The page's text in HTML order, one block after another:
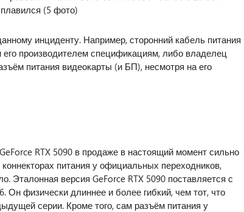
инциденту. Например, сторонний кабель питания
производителем спецификациям, либо владелец
питания видеокарты (и БП), несмотря на его
RTX 5090 в продаже в настоящий момент сильно
питания у официальных переходников,
Эталонная версия GeForce RTX 5090 поставляется с
физически длиннее и более гибкий, чем тот, что
серии. Кроме того, сам разъём питания у